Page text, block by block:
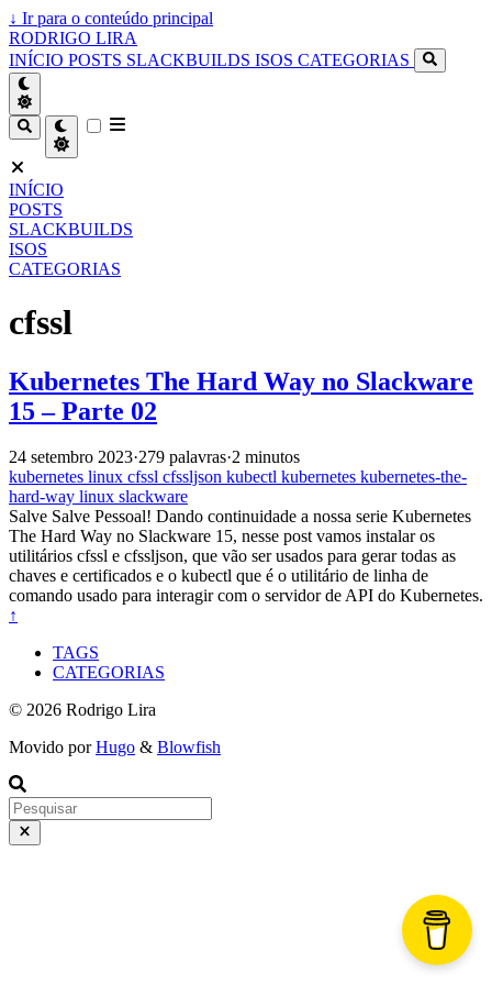
↓ Ir para o conteúdo principal
RODRIGO LIRA
INÍCIO POSTS SLACKBUILDS ISOS CATEGORIAS
INÍCIO
POSTS
SLACKBUILDS
ISOS
CATEGORIAS
cfssl
Kubernetes The Hard Way no Slackware
15 – Parte 02
24 setembro 2023·279 palavras·2 minutos
kubernetes linux cfssl cfssljson kubectl kubernetes kubernetes-the-
hard-way linux slackware
Salve Salve Pessoal! Dando continuidade a nossa serie Kubernetes
The Hard Way no Slackware 15, nesse post vamos instalar os
utilitários cfssl e cfssljson, que vão ser usados para gerar todas as
chaves e certificados e o kubectl que é o utilitário de linha de
comando usado para interagir com o servidor de API do Kubernetes.
↑
TAGS
CATEGORIAS
© 2026 Rodrigo Lira
Movido porHugo & Blowfish